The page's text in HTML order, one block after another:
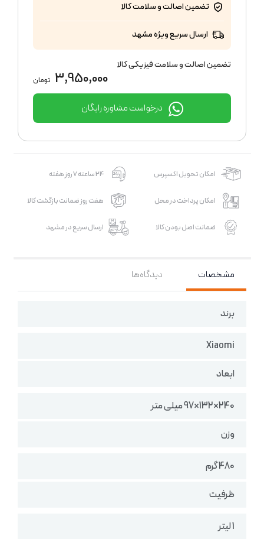
تضمین اصالت و سلامت کالا
ارسال سریع ویژه مشهد
تضمین اصالت و سلامت فیزیکی کالا
3,950,000 تومان
درخواست مشاوره رایگان
امکان تحویل اکسپرس 24 ساعته 7 روز هفته
امکان پرداخت در محل هفت روز ضمانت بازگشت کالا
ضمانت اصل بودن کالا ارسال سریع در مشهد
مشخصات دیدگاه‌ها
برند
Xiaomi
ابعاد
240×132×97 میلی متر
وزن
480 گرم
ظرفیت
1 لیتر